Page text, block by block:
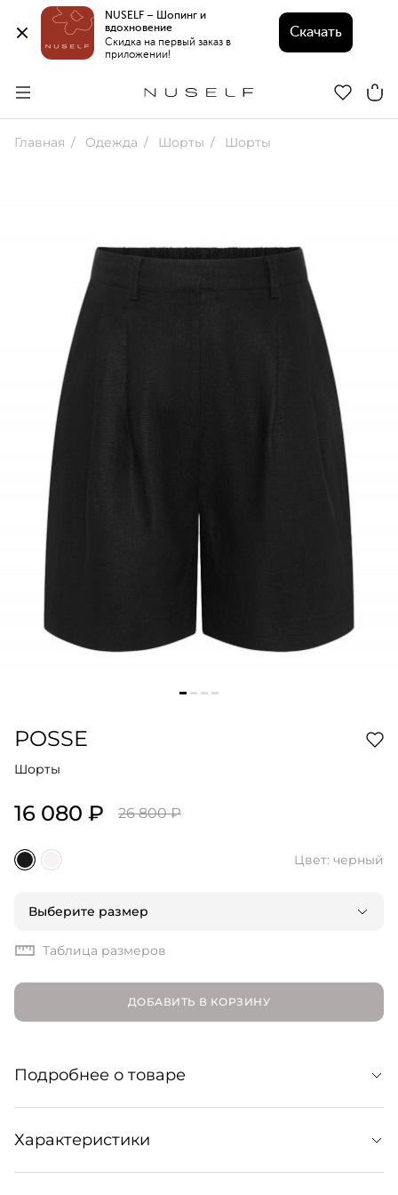
NUSELF – Шопинг и
вдохновение
Скидка на первый заказ в
приложении!
Скачать
Главная Одежда Шорты Шорты
POSSE
Шорты
16 080 ₽ 26 800 ₽
Цвет: черный
Выберите размер
Таблица размеров
ДОБАВИТЬ В КОРЗИНУ
Подробнее о товаре
Шорты из высококачественного льна имеют высокую
посадку и свободный силуэт, дополненный мягкими
складками. Сочетайте их с простой майкой или с
Характеристики